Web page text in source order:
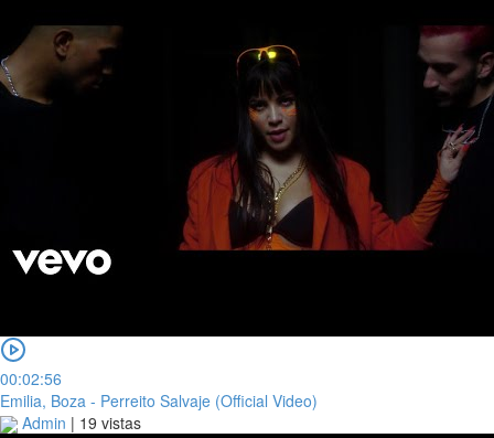
00:02:56
Emilia, Boza - Perreito Salvaje (Official Video)
Admin | 19 vistas